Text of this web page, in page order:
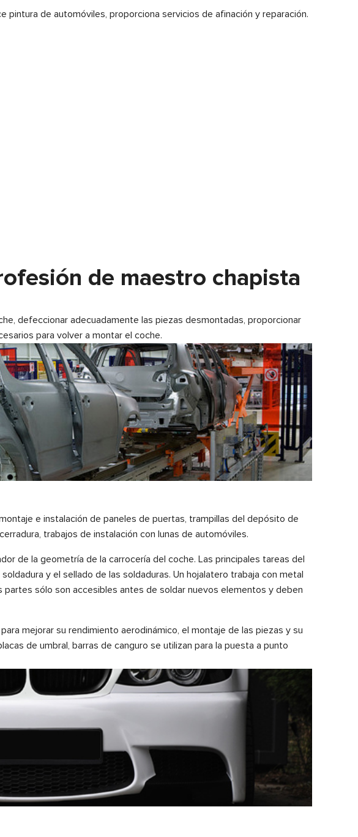
de automóviles, proporciona servicios de afinación y reparación.
de maestro chapista
defeccionar adecuadamente las piezas desmontadas, proporcionar
para volver a montar el coche.
e instalación de paneles de puertas, trampillas del depósito de
trabajos de instalación con lunas de automóviles.
de la geometría de la carrocería del coche. Las principales tareas del
y el sellado de las soldaduras. Un hojalatero trabaja con metal
sólo son accesibles antes de soldar nuevos elementos y deben
mejorar su rendimiento aerodinámico, el montaje de las piezas y su
de umbral, barras de canguro se utilizan para la puesta a punto